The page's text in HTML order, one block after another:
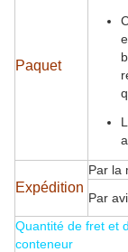
Paquet
Expédition
Par la
Par
Quantité de fret et
conteneur